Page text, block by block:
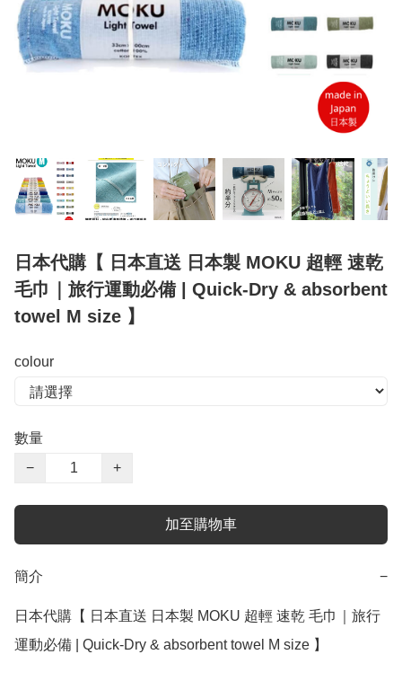
日本代購【 日本直送 日本製 MOKU 超輕 速乾
毛巾｜旅行運動必備 | Quick-Dry & absorbent
towel M size 】
colour
數量
−
+
加至購物車
簡介 −
日本代購【 日本直送 日本製 MOKU 超輕 速乾 毛巾｜旅行
運動必備 | Quick-Dry & absorbent towel M size 】 ﻿